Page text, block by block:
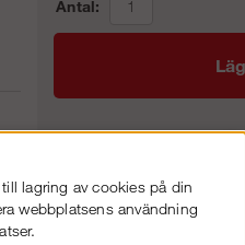
Antal:
Artnr:
lagring av cookies på din
webbplatsens användning